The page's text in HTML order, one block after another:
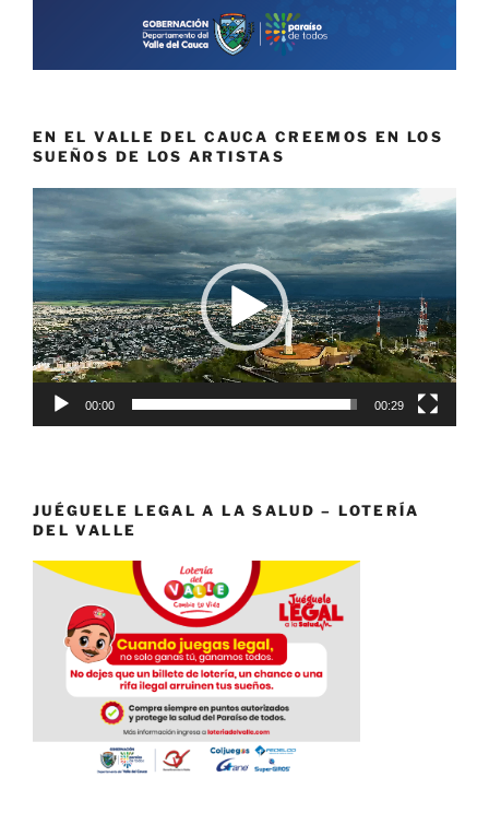
EN EL VALLE DEL CAUCA CREEMOS EN LOS
SUEÑOS DE LOS ARTISTAS
Reproductor
de
vídeo
00:00 00:29
JUÉGUELE LEGAL A LA SALUD – LOTERÍA
DEL VALLE